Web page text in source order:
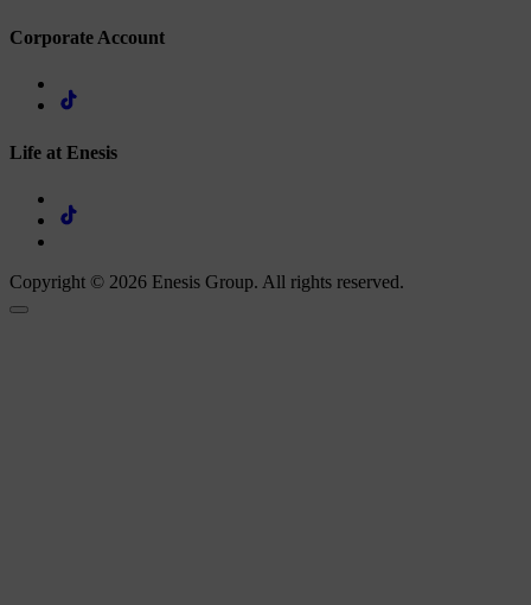
Corporate Account
Life at Enesis
Copyright © 2026 Enesis Group. All rights reserved.